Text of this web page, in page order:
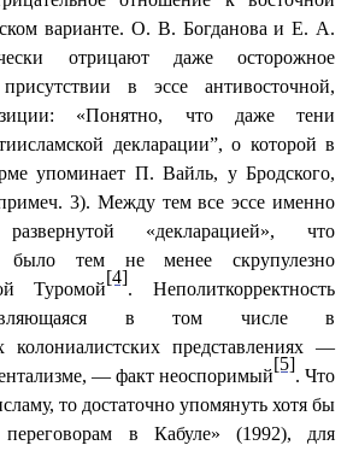
варианте. О. В. Богданова и Е. А.
отрицают даже осторожное
в эссе антивосточной,
«Понятно, что даже тени
декларации”, о которой в
упоминает П. Вайль, у Бродского,
3). Между тем все эссе именно
«декларацией», что
было тем не менее скрупулезно
Туромой
[4]
.Неполиткорректность
в том числе в
колониалистских представлениях —
— факт неоспоримый
[5]
. Что
то достаточно упомянуть хотя бы
переговорам в Кабуле» (1992), для